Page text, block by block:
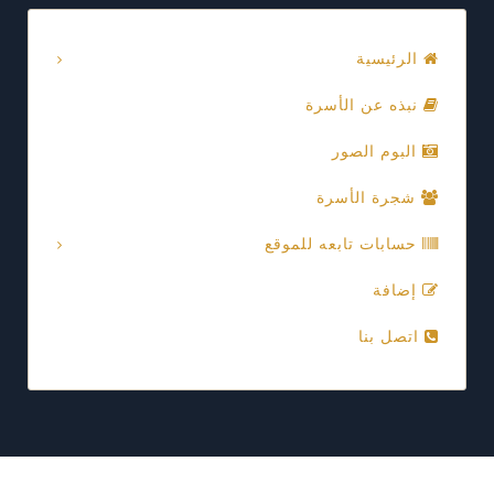
الرئيسية
نبذه عن الأسرة
البوم الصور
شجرة الأسرة
حسابات تابعه للموقع
إضافة
اتصل بنا